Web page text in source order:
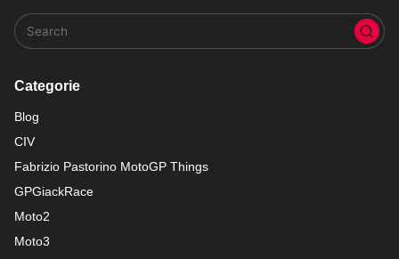
Categorie
Blog
CIV
Fabrizio Pastorino MotoGP Things
GPGiackRace
Moto2
Moto3